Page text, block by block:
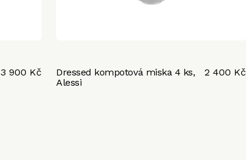
3 900 Kč
Dressed kompotová miska 4 ks,
Alessi
2 400 Kč